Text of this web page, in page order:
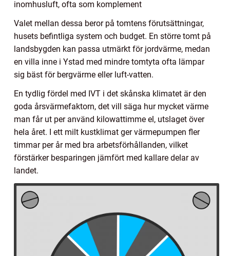
inomhusluft, ofta som komplement
Valet mellan dessa beror på tomtens förutsättningar,
husets befintliga system och budget. En större tomt på
landsbygden kan passa utmärkt för jordvärme, medan
en villa inne i Ystad med mindre tomtyta ofta lämpar
sig bäst för bergvärme eller luft-vatten.
En tydlig fördel med IVT i det skånska klimatet är den
goda årsvärmefaktorn, det vill säga hur mycket värme
man får ut per använd kilowattimme el, utslaget över
hela året. I ett milt kustklimat ger värmepumpen fler
timmar per år med bra arbetsförhållanden, vilket
förstärker besparingen jämfört med kallare delar av
landet.